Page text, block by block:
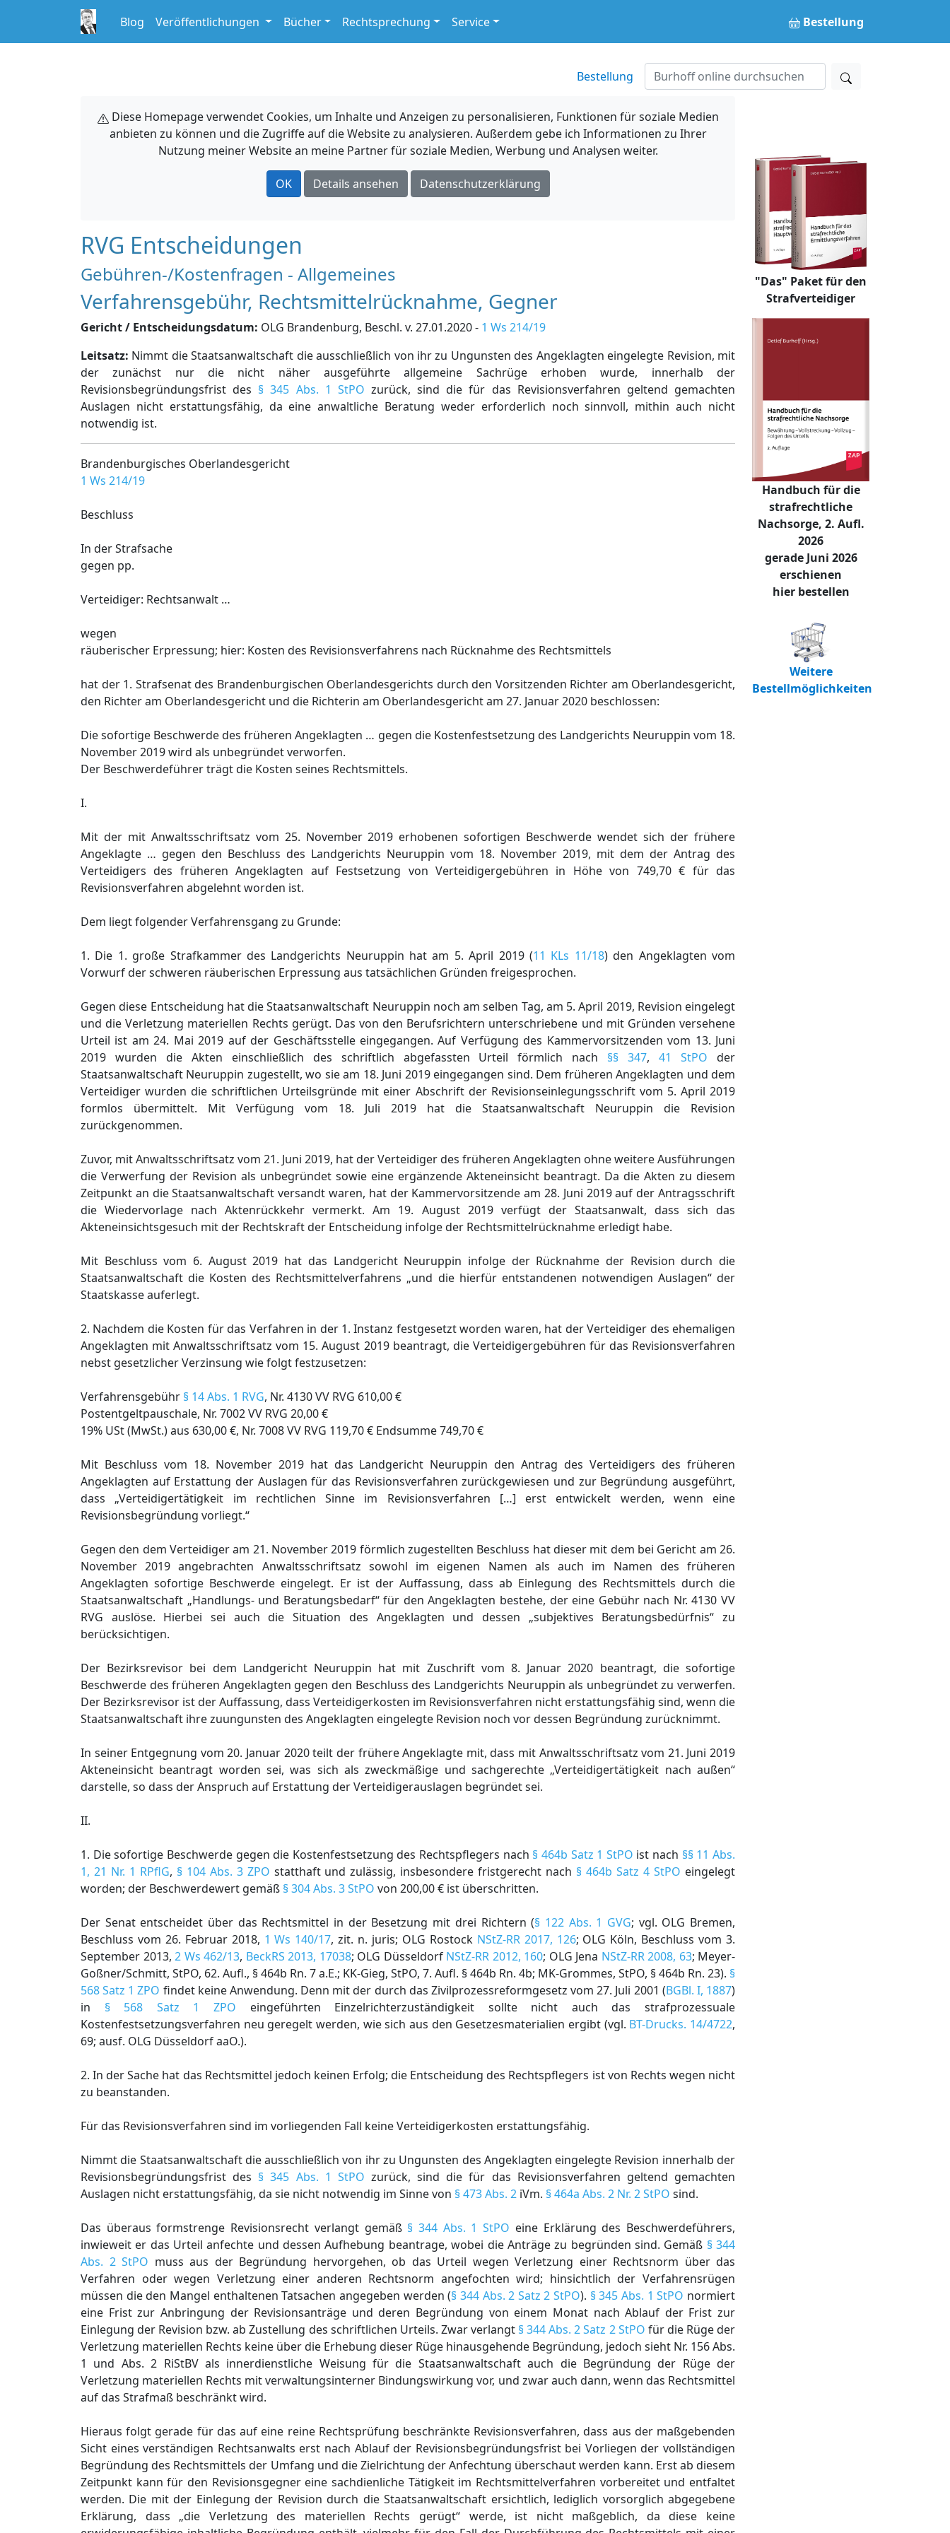
Blog Veröffentlichungen Bücher Rechtsprechung Service Bestellung
Bestellung
Diese Homepage verwendet Cookies, um Inhalte und Anzeigen zu personalisieren, Funktionen für soziale Medien
anbieten zu können und die Zugriffe auf die Website zu analysieren. Außerdem gebe ich Informationen zu Ihrer
Nutzung meiner Website an meine Partner für soziale Medien, Werbung und Analysen weiter.
OK Details ansehen Datenschutzerklärung
RVG Entscheidungen
Gebühren-/Kostenfragen - Allgemeines
Verfahrensgebühr, Rechtsmittelrücknahme, Gegner
Gericht / Entscheidungsdatum: OLG Brandenburg, Beschl. v. 27.01.2020 - 1 Ws 214/19
Leitsatz: Nimmt die Staatsanwaltschaft die ausschließlich von ihr zu Ungunsten des Angeklagten eingelegte Revision, mit
der zunächst nur die nicht näher ausgeführte allgemeine Sachrüge erhoben wurde, innerhalb der
Revisionsbegründungsfrist des § 345 Abs. 1 StPO zurück, sind die für das Revisionsverfahren geltend gemachten
Auslagen nicht erstattungsfähig, da eine anwaltliche Beratung weder erforderlich noch sinnvoll, mithin auch nicht
notwendig ist.
Brandenburgisches Oberlandesgericht
1 Ws 214/19
Beschluss
In der Strafsache
gegen pp.
Verteidiger: Rechtsanwalt …
wegen
räuberischer Erpressung; hier: Kosten des Revisionsverfahrens nach Rücknahme des Rechtsmittels
hat der 1. Strafsenat des Brandenburgischen Oberlandesgerichts durch den Vorsitzenden Richter am Oberlandesgericht,
den Richter am Oberlandesgericht und die Richterin am Oberlandesgericht am 27. Januar 2020 beschlossen:
Die sofortige Beschwerde des früheren Angeklagten … gegen die Kostenfestsetzung des Landgerichts Neuruppin vom 18.
November 2019 wird als unbegründet verworfen.
Der Beschwerdeführer trägt die Kosten seines Rechtsmittels.
I.
Mit der mit Anwaltsschriftsatz vom 25. November 2019 erhobenen sofortigen Beschwerde wendet sich der frühere
Angeklagte … gegen den Beschluss des Landgerichts Neuruppin vom 18. November 2019, mit dem der Antrag des
Verteidigers des früheren Angeklagten auf Festsetzung von Verteidigergebühren in Höhe von 749,70 € für das
Revisionsverfahren abgelehnt worden ist.
Dem liegt folgender Verfahrensgang zu Grunde:
1. Die 1. große Strafkammer des Landgerichts Neuruppin hat am 5. April 2019 (11 KLs 11/18) den Angeklagten vom
Vorwurf der schweren räuberischen Erpressung aus tatsächlichen Gründen freigesprochen.
Gegen diese Entscheidung hat die Staatsanwaltschaft Neuruppin noch am selben Tag, am 5. April 2019, Revision eingelegt
und die Verletzung materiellen Rechts gerügt. Das von den Berufsrichtern unterschriebene und mit Gründen versehene
Urteil ist am 24. Mai 2019 auf der Geschäftsstelle eingegangen. Auf Verfügung des Kammervorsitzenden vom 13. Juni
2019 wurden die Akten einschließlich des schriftlich abgefassten Urteil förmlich nach §§ 347,41 StPO der
Staatsanwaltschaft Neuruppin zugestellt, wo sie am 18. Juni 2019 eingegangen sind. Dem früheren Angeklagten und dem
Verteidiger wurden die schriftlichen Urteilsgründe mit einer Abschrift der Revisionseinlegungsschrift vom 5. April 2019
formlos übermittelt. Mit Verfügung vom 18. Juli 2019 hat die Staatsanwaltschaft Neuruppin die Revision
zurückgenommen.
Zuvor, mit Anwaltsschriftsatz vom 21. Juni 2019, hat der Verteidiger des früheren Angeklagten ohne weitere Ausführungen
die Verwerfung der Revision als unbegründet sowie eine ergänzende Akteneinsicht beantragt. Da die Akten zu diesem
Zeitpunkt an die Staatsanwaltschaft versandt waren, hat der Kammervorsitzende am 28. Juni 2019 auf der Antragsschrift
die Wiedervorlage nach Aktenrückkehr vermerkt. Am 19. August 2019 verfügt der Staatsanwalt, dass sich das
Akteneinsichtsgesuch mit der Rechtskraft der Entscheidung infolge der Rechtsmittelrücknahme erledigt habe.
Mit Beschluss vom 6. August 2019 hat das Landgericht Neuruppin infolge der Rücknahme der Revision durch die
Staatsanwaltschaft die Kosten des Rechtsmittelverfahrens „und die hierfür entstandenen notwendigen Auslagen“ der
Staatskasse auferlegt.
2. Nachdem die Kosten für das Verfahren in der 1. Instanz festgesetzt worden waren, hat der Verteidiger des ehemaligen
Angeklagten mit Anwaltsschriftsatz vom 15. August 2019 beantragt, die Verteidigergebühren für das Revisionsverfahren
nebst gesetzlicher Verzinsung wie folgt festzusetzen:
Verfahrensgebühr § 14 Abs. 1 RVG, Nr. 4130 VV RVG 610,00 €
Postentgeltpauschale, Nr. 7002 VV RVG 20,00 €
19% USt (MwSt.) aus 630,00 €, Nr. 7008 VV RVG 119,70 € Endsumme 749,70 €
Mit Beschluss vom 18. November 2019 hat das Landgericht Neuruppin den Antrag des Verteidigers des früheren
Angeklagten auf Erstattung der Auslagen für das Revisionsverfahren zurückgewiesen und zur Begründung ausgeführt,
dass „Verteidigertätigkeit im rechtlichen Sinne im Revisionsverfahren […] erst entwickelt werden, wenn eine
Revisionsbegründung vorliegt.“
Gegen den dem Verteidiger am 21. November 2019 förmlich zugestellten Beschluss hat dieser mit dem bei Gericht am 26.
November 2019 angebrachten Anwaltsschriftsatz sowohl im eigenen Namen als auch im Namen des früheren
Angeklagten sofortige Beschwerde eingelegt. Er ist der Auffassung, dass ab Einlegung des Rechtsmittels durch die
Staatsanwaltschaft „Handlungs- und Beratungsbedarf“ für den Angeklagten bestehe, der eine Gebühr nach Nr. 4130 VV
RVG auslöse. Hierbei sei auch die Situation des Angeklagten und dessen „subjektives Beratungsbedürfnis“ zu
berücksichtigen.
Der Bezirksrevisor bei dem Landgericht Neuruppin hat mit Zuschrift vom 8. Januar 2020 beantragt, die sofortige
Beschwerde des früheren Angeklagten gegen den Beschluss des Landgerichts Neuruppin als unbegründet zu verwerfen.
Der Bezirksrevisor ist der Auffassung, dass Verteidigerkosten im Revisionsverfahren nicht erstattungsfähig sind, wenn die
Staatsanwaltschaft ihre zuungunsten des Angeklagten eingelegte Revision noch vor dessen Begründung zurücknimmt.
In seiner Entgegnung vom 20. Januar 2020 teilt der frühere Angeklagte mit, dass mit Anwaltsschriftsatz vom 21. Juni 2019
Akteneinsicht beantragt worden sei, was sich als zweckmäßige und sachgerechte „Verteidigertätigkeit nach außen“
darstelle, so dass der Anspruch auf Erstattung der Verteidigerauslagen begründet sei.
II.
1. Die sofortige Beschwerde gegen die Kostenfestsetzung des Rechtspflegers nach § 464b Satz 1 StPO ist nach §§ 11 Abs.
1, 21 Nr. 1 RPflG, § 104 Abs. 3 ZPO statthaft und zulässig, insbesondere fristgerecht nach § 464b Satz 4 StPO eingelegt
worden; der Beschwerdewert gemäß § 304 Abs. 3 StPO von 200,00 € ist überschritten.
Der Senat entscheidet über das Rechtsmittel in der Besetzung mit drei Richtern (§ 122 Abs. 1 GVG; vgl. OLG Bremen,
Beschluss vom 26. Februar 2018, 1 Ws 140/17, zit. n. juris; OLG Rostock NStZ-RR 2017, 126; OLG Köln, Beschluss vom 3.
September 2013, 2 Ws 462/13, BeckRS 2013, 17038; OLG Düsseldorf NStZ-RR 2012, 160; OLG Jena NStZ-RR 2008, 63; Meyer-
Goßner/Schmitt, StPO, 62. Aufl., § 464b Rn. 7 a.E.; KK-Gieg, StPO, 7. Aufl. § 464b Rn. 4b; MK-Grommes, StPO, § 464b Rn. 23). §
568 Satz 1 ZPO findet keine Anwendung. Denn mit der durch das Zivilprozessreformgesetz vom 27. Juli 2001 (BGBl. I, 1887)
in § 568 Satz 1 ZPO eingeführten Einzelrichterzuständigkeit sollte nicht auch das strafprozessuale
Kostenfestsetzungsverfahren neu geregelt werden, wie sich aus den Gesetzesmaterialien ergibt (vgl. BT-Drucks. 14/4722,
69; ausf. OLG Düsseldorf aaO.).
2. In der Sache hat das Rechtsmittel jedoch keinen Erfolg; die Entscheidung des Rechtspflegers ist von Rechts wegen nicht
zu beanstanden.
Für das Revisionsverfahren sind im vorliegenden Fall keine Verteidigerkosten erstattungsfähig.
Nimmt die Staatsanwaltschaft die ausschließlich von ihr zu Ungunsten des Angeklagten eingelegte Revision innerhalb der
Revisionsbegründungsfrist des § 345 Abs. 1 StPO zurück, sind die für das Revisionsverfahren geltend gemachten
Auslagen nicht erstattungsfähig, da sie nicht notwendig im Sinne von § 473 Abs. 2 iVm. § 464a Abs. 2 Nr. 2 StPO sind.
Das überaus formstrenge Revisionsrecht verlangt gemäß § 344 Abs. 1 StPO eine Erklärung des Beschwerdeführers,
inwieweit er das Urteil anfechte und dessen Aufhebung beantrage, wobei die Anträge zu begründen sind. Gemäß § 344
Abs. 2 StPO muss aus der Begründung hervorgehen, ob das Urteil wegen Verletzung einer Rechtsnorm über das
Verfahren oder wegen Verletzung einer anderen Rechtsnorm angefochten wird; hinsichtlich der Verfahrensrügen
müssen die den Mangel enthaltenen Tatsachen angegeben werden (§ 344 Abs. 2 Satz 2 StPO). § 345 Abs. 1 StPO normiert
eine Frist zur Anbringung der Revisionsanträge und deren Begründung von einem Monat nach Ablauf der Frist zur
Einlegung der Revision bzw. ab Zustellung des schriftlichen Urteils. Zwar verlangt § 344 Abs. 2 Satz 2 StPO für die Rüge der
Verletzung materiellen Rechts keine über die Erhebung dieser Rüge hinausgehende Begründung, jedoch sieht Nr. 156 Abs.
1 und Abs. 2 RiStBV als innerdienstliche Weisung für die Staatsanwaltschaft auch die Begründung der Rüge der
Verletzung materiellen Rechts mit verwaltungsinterner Bindungswirkung vor, und zwar auch dann, wenn das Rechtsmittel
auf das Strafmaß beschränkt wird.
Hieraus folgt gerade für das auf eine reine Rechtsprüfung beschränkte Revisionsverfahren, dass aus der maßgebenden
Sicht eines verständigen Rechtsanwalts erst nach Ablauf der Revisionsbegründungsfrist bei Vorliegen der vollständigen
Begründung des Rechtsmittels der Umfang und die Zielrichtung der Anfechtung überschaut werden kann. Erst ab diesem
Zeitpunkt kann für den Revisionsgegner eine sachdienliche Tätigkeit im Rechtsmittelverfahren vorbereitet und entfaltet
werden. Die mit der Einlegung der Revision durch die Staatsanwaltschaft ersichtlich, lediglich vorsorglich abgegebene
Erklärung, dass „die Verletzung des materiellen Rechts gerügt“ werde, ist nicht maßgeblich, da diese keine
"Das" Paket für den
Strafverteidiger
Handbuch für die
strafrechtliche
Nachsorge, 2. Aufl.
2026
gerade Juni 2026
erschienen
hier bestellen
Weitere
Bestellmöglichkeiten